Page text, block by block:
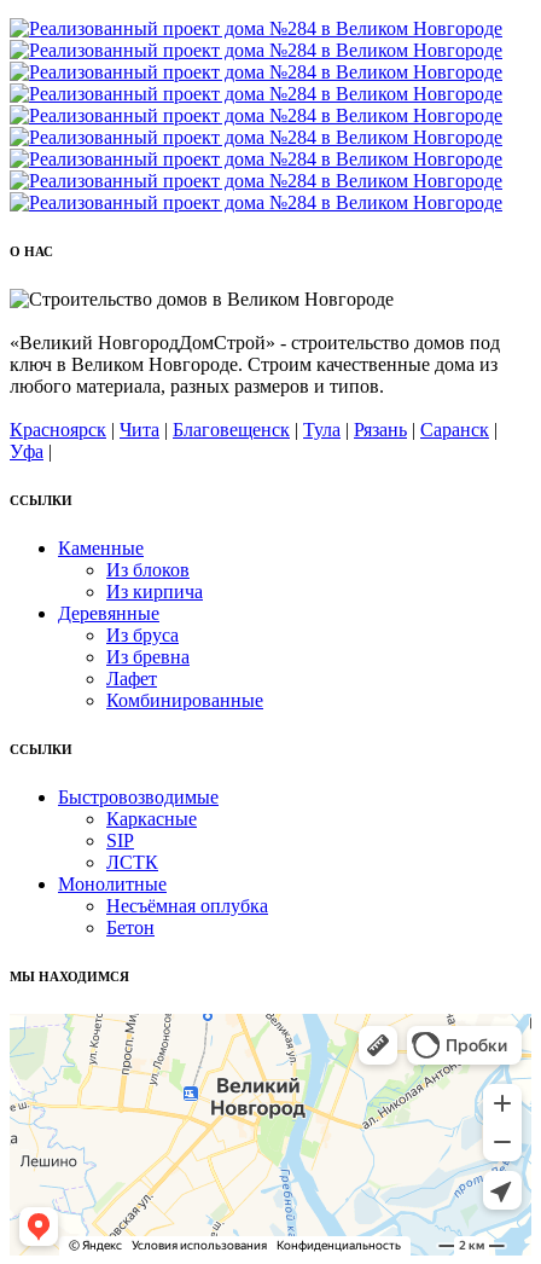
О НАС
«Великий НовгородДомСтрой» - строительство домов под
ключ в Великом Новгороде. Строим качественные дома из
любого материала, разных размеров и типов.
Красноярск | Чита | Благовещенск | Тула | Рязань | Саранск |
Уфа |
ССЫЛКИ
Каменные
Из блоков
Из кирпича
Деревянные
Из бруса
Из бревна
Лафет
Комбинированные
ССЫЛКИ
Быстровозводимые
Каркасные
SIP
ЛСТК
Монолитные
Несъёмная оплубка
Бетон
МЫ НАХОДИМСЯ